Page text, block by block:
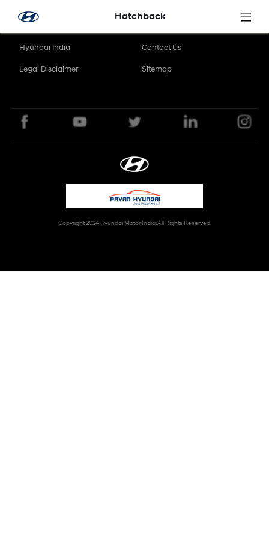
メインコンテンツにスキップ
Hatchback
Hyundai India Contact Us
Legal Disclaimer Sitemap
Copyright 2024 Hyundai Motor India. All Rights Reserved.